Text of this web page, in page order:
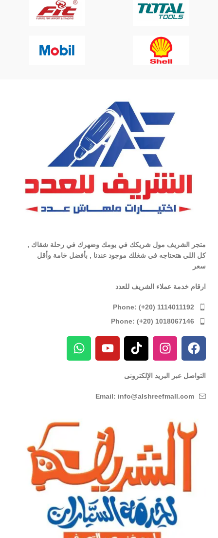
متجر الشريف مول شريكك في يومك وضهرك في رحلة شقاك ,
كل اللي هتحتاجه في شغلك موجود عندنا , بأفضل خامة وأقل
سعر
ارقام خدمة عملاء الشريف للعدد
Phone: (+20) 1114011192
Phone: (+20) 1018067146
التواصل عبر البريد الإلكترونى
Email: info@alshreefmall.com